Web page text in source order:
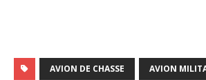
AVION DE CHASSE AVION